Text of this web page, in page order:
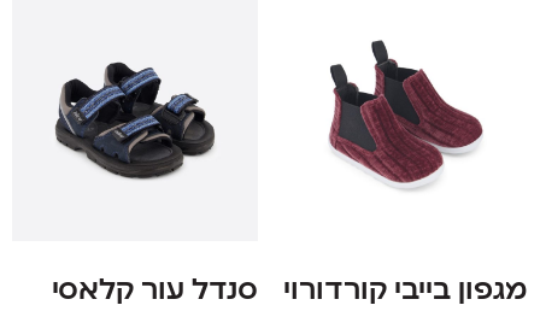
מגפון בייבי קורדורוי
סנדל עור קלאסי